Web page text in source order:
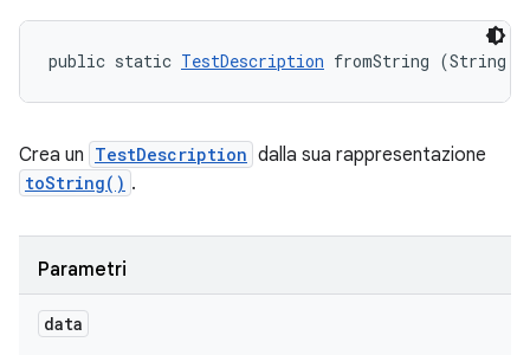
public static TestDescription fromString (String
Crea un TestDescription dalla sua rappresentazione
toString() .
Parametri
data